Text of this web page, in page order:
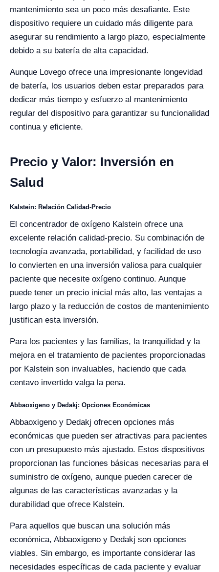
mantenimiento sea un poco más desafiante. Este
dispositivo requiere un cuidado más diligente para
asegurar su rendimiento a largo plazo, especialmente
debido a su batería de alta capacidad.
Aunque Lovego ofrece una impresionante longevidad
de batería, los usuarios deben estar preparados para
dedicar más tiempo y esfuerzo al mantenimiento
regular del dispositivo para garantizar su funcionalidad
continua y eficiente.
Precio y Valor: Inversión en
Salud
Kalstein: Relación Calidad-Precio
El concentrador de oxígeno Kalstein ofrece una
excelente relación calidad-precio. Su combinación de
tecnología avanzada, portabilidad, y facilidad de uso
lo convierten en una inversión valiosa para cualquier
paciente que necesite oxígeno continuo. Aunque
puede tener un precio inicial más alto, las ventajas a
largo plazo y la reducción de costos de mantenimiento
justifican esta inversión.
Para los pacientes y las familias, la tranquilidad y la
mejora en el tratamiento de pacientes proporcionadas
por Kalstein son invaluables, haciendo que cada
centavo invertido valga la pena.
Abbaoxigeno y Dedakj: Opciones Económicas
Abbaoxigeno y Dedakj ofrecen opciones más
económicas que pueden ser atractivas para pacientes
con un presupuesto más ajustado. Estos dispositivos
proporcionan las funciones básicas necesarias para el
suministro de oxígeno, aunque pueden carecer de
algunas de las características avanzadas y la
durabilidad que ofrece Kalstein.
Para aquellos que buscan una solución más
económica, Abbaoxigeno y Dedakj son opciones
viables. Sin embargo, es importante considerar las
necesidades específicas de cada paciente y evaluar